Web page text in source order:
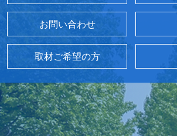
お問い合わせ
取材ご希望の方